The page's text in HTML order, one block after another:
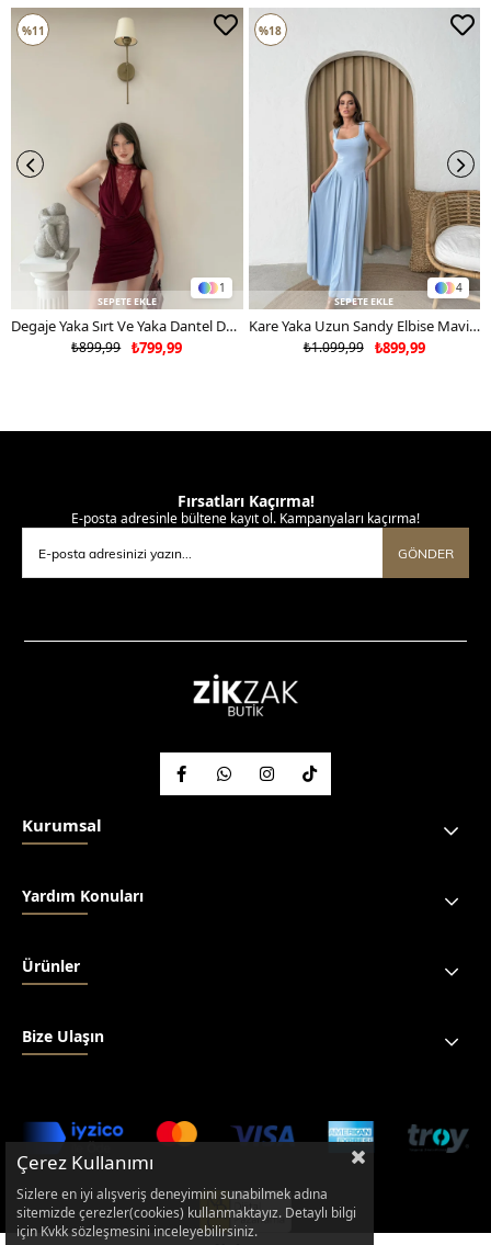
1
SEPETE EKLE
Degaje Yaka Sırt Ve Yaka Dantel Detay Mini Sandy Elbise Bordo 2104
₺799,99
₺899,99
%11
4
SEPETE EKLE
Kare Yaka Uzun Sandy Elbise Mavi 2102
₺899,99
₺1.099,99
%18
Fırsatları Kaçırma!
E-posta adresinle bültene kayıt ol. Kampanyaları kaçırma!
GÖNDER
Kurumsal
Yardım Konuları
Ürünler
Bize Ulaşın
Çerez Kullanımı
Sizlere en iyi alışveriş deneyimini sunabilmek adına
sitemizde çerezler(cookies) kullanmaktayız. Detaylı bilgi
için Kvkk sözleşmesini inceleyebilirsiniz.